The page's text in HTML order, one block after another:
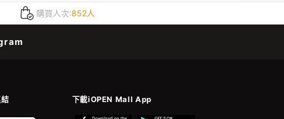
購買人次:852人
下載iOPEN Mall App